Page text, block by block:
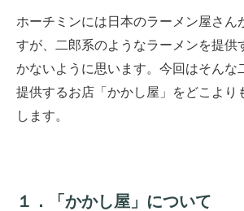
ホーチミンには日本のラーメン屋さん
すが、二郎系のようなラーメンを提供
かないように思います。今回はそんな
提供するお店「かかし屋」をどこより
します。
１．「かかし屋」について